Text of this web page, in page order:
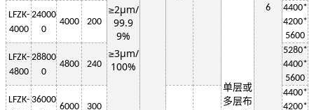
≥2μm/
99.9
9%
≥3μm/
100%
6
单层或
多层布
LFZK-
4000
24000
0
4000 200
4400*
4200*
5600
LFZK-
4800
28800
0
4800 240
5280*
4400*
5600
LFZK- 36000
6000 300
4400*
4200*